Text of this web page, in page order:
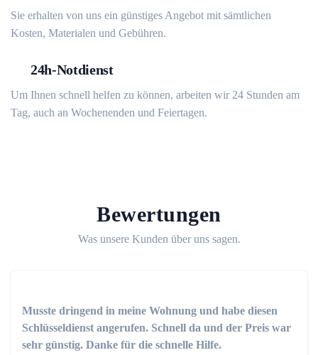
Sie erhalten von uns ein günstiges Angebot mit sämtlichen
Kosten, Materialen und Gebühren.
24h-Notdienst
Um Ihnen schnell helfen zu können, arbeiten wir 24 Stunden am
Tag, auch an Wochenenden und Feiertagen.
Bewertungen
Was unsere Kunden über uns sagen.
Musste dringend in meine Wohnung und habe diesen
Schlüsseldienst angerufen. Schnell da und der Preis war
sehr günstig. Danke für die schnelle Hilfe.